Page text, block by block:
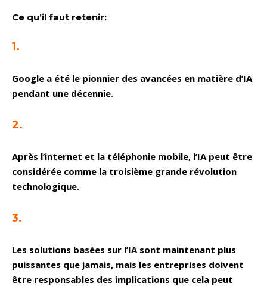
Ce qu’il faut retenir:
1.
Google a été le pionnier des avancées en matière d’IA
pendant une décennie.
2.
Après l’internet et la téléphonie mobile, l’IA peut être
considérée comme la troisième grande révolution
technologique.
3.
Les solutions basées sur l’IA sont maintenant plus
puissantes que jamais, mais les entreprises doivent
être responsables des implications que cela peut